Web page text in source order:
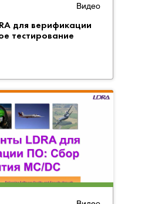
Видео
для верификации
тестирование